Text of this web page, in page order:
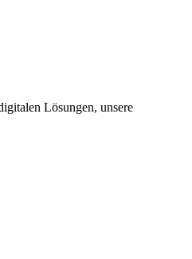
Lösungen, unsere